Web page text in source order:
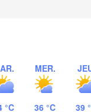
°C
MER.
36 °C 39
Pescara